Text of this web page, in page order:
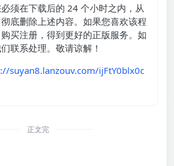
须在下载后的 24 个小时之内，从
底删除上述内容。如果您喜欢该程
买注册，得到更好的正版服务。如
联系处理。敬请谅解！
suyan8.lanzouv.com/ijFtY0blx0c
正文完